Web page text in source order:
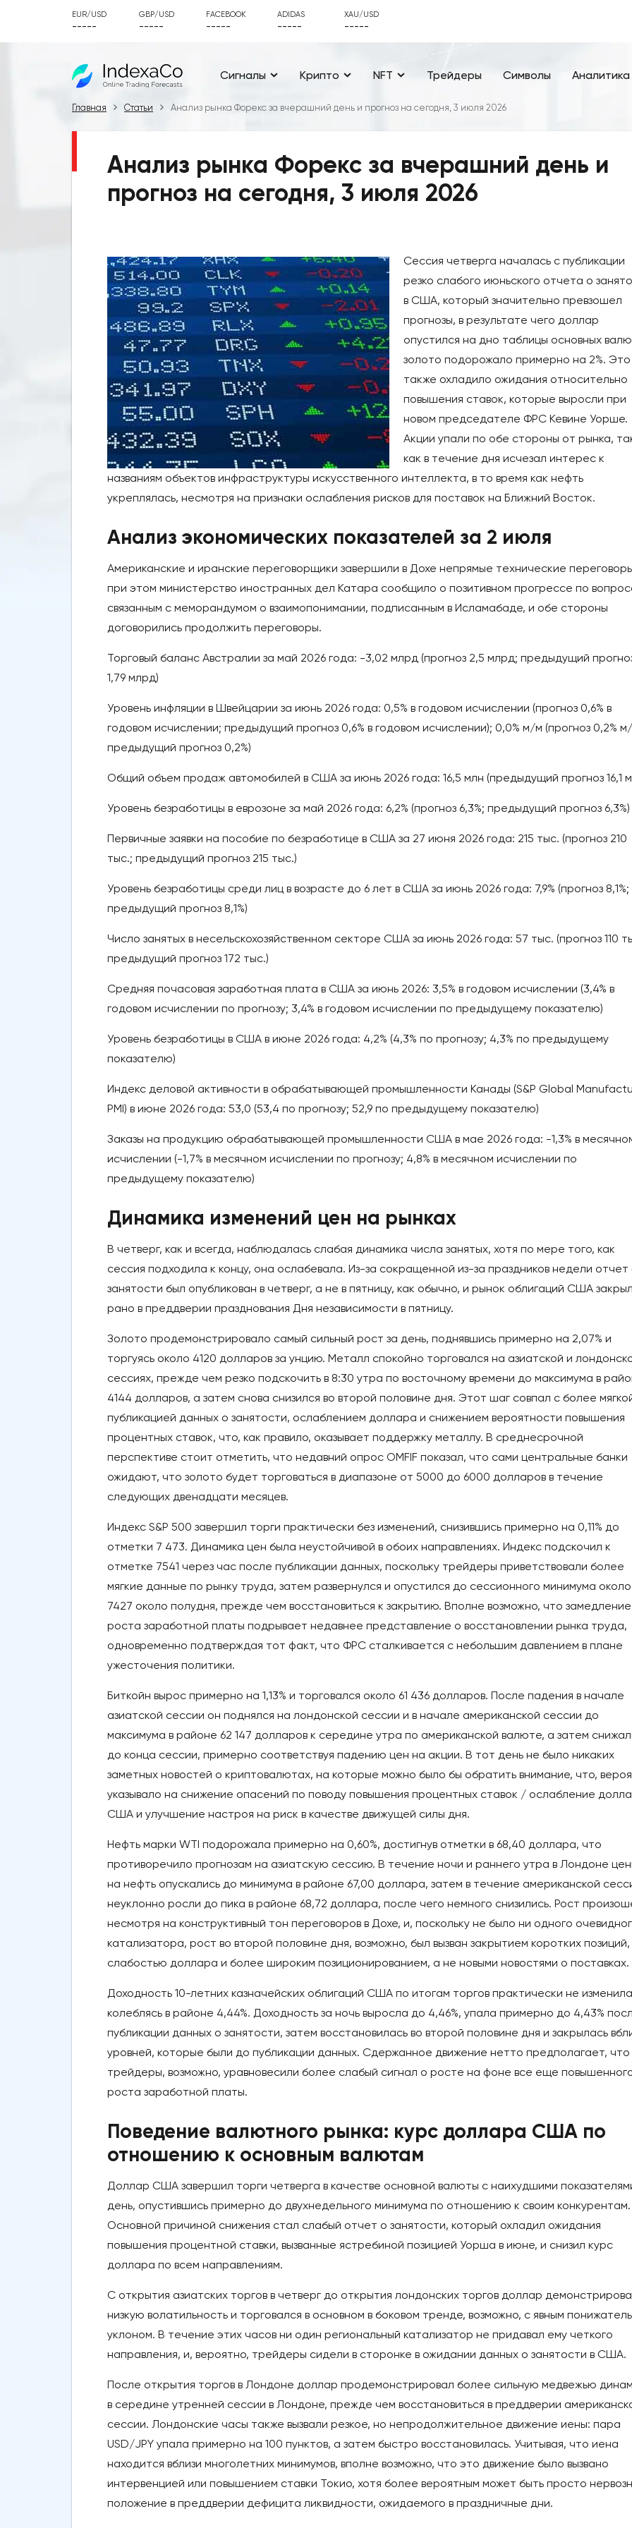
EUR/USD
-----
GBP/USD
-----
FACEBOOK
-----
ADIDAS
-----
XAU/USD
-----
Сигналы Крипто NFT Трейдеры Символы Аналитика
Главная Статьи Анализ рынка Форекс за вчерашний день и прогноз на сегодня, 3 июля 2026
Анализ рынка Форекс за вчерашний день и
прогноз на сегодня, 3 июля 2026
Сессия четверга началась с публикации
резко слабого июньского отчета о
в США, который значительно превзошел
прогнозы, в результате чего доллар
опустился на дно таблицы основных
золото подорожало примерно на 2%. Это
также охладило ожидания относительно
повышения ставок, которые выросли при
новом председателе ФРС Кевине Уорше.
Акции упали по обе стороны от рынка,
как в течение дня исчезал интерес к
названиям объектов инфраструктуры искусственного интеллекта, в то время как нефть
укреплялась, несмотря на признаки ослабления рисков для поставок на Ближний Восток.
Анализ экономических показателей за 2 июля
Американские и иранские переговорщики завершили в Дохе непрямые технические
при этом министерство иностранных дел Катара сообщило о позитивном прогрессе по
связанным с меморандумом о взаимопонимании, подписанным в Исламабаде, и обе стороны
договорились продолжить переговоры.
Торговый баланс Австралии за май 2026 года: -3,02 млрд (прогноз 2,5 млрд; предыдущий
1,79 млрд)
Уровень инфляции в Швейцарии за июнь 2026 года: 0,5% в годовом исчислении (прогноз 0,6% в
годовом исчислении; предыдущий прогноз 0,6% в годовом исчислении); 0,0% м/м (прогноз 0,2%
предыдущий прогноз 0,2%)
Общий объем продаж автомобилей в США за июнь 2026 года: 16,5 млн (предыдущий прогноз 16,1
Уровень безработицы в еврозоне за май 2026 года: 6,2% (прогноз 6,3%; предыдущий прогноз 6,3%)
Первичные заявки на пособие по безработице в США за 27 июня 2026 года: 215 тыс. (прогноз 210
тыс.; предыдущий прогноз 215 тыс.)
Уровень безработицы среди лиц в возрасте до 6 лет в США за июнь 2026 года: 7,9% (прогноз 8,1%;
предыдущий прогноз 8,1%)
Число занятых в несельскохозяйственном секторе США за июнь 2026 года: 57 тыс. (прогноз 110
предыдущий прогноз 172 тыс.)
Средняя почасовая заработная плата в США за июнь 2026: 3,5% в годовом исчислении (3,4% в
годовом исчислении по прогнозу; 3,4% в годовом исчислении по предыдущему показателю)
Уровень безработицы в США в июне 2026 года: 4,2% (4,3% по прогнозу; 4,3% по предыдущему
показателю)
Индекс деловой активности в обрабатывающей промышленности Канады (S&P Global
PMI) в июне 2026 года: 53,0 (53,4 по прогнозу; 52,9 по предыдущему показателю)
Заказы на продукцию обрабатывающей промышленности США в мае 2026 года: -1,3% в
исчислении (-1,7% в месячном исчислении по прогнозу; 4,8% в месячном исчислении по
предыдущему показателю)
Динамика изменений цен на рынках
В четверг, как и всегда, наблюдалась слабая динамика числа занятых, хотя по мере того, как
сессия подходила к концу, она ослабевала. Из-за сокращенной из-за праздников недели отчет
занятости был опубликован в четверг, а не в пятницу, как обычно, и рынок облигаций США
рано в преддверии празднования Дня независимости в пятницу.
Золото продемонстрировало самый сильный рост за день, поднявшись примерно на 2,07% и
торгуясь около 4120 долларов за унцию. Металл спокойно торговался на азиатской и
сессиях, прежде чем резко подскочить в 8:30 утра по восточному времени до максимума в
4144 долларов, а затем снова снизился во второй половине дня. Этот шаг совпал с более
публикацией данных о занятости, ослаблением доллара и снижением вероятности повышения
процентных ставок, что, как правило, оказывает поддержку металлу. В среднесрочной
перспективе стоит отметить, что недавний опрос OMFIF показал, что сами центральные банки
ожидают, что золото будет торговаться в диапазоне от 5000 до 6000 долларов в течение
следующих двенадцати месяцев.
Индекс S&P 500 завершил торги практически без изменений, снизившись примерно на 0,11% до
отметки 7 473. Динамика цен была неустойчивой в обоих направлениях. Индекс подскочил к
отметке 7541 через час после публикации данных, поскольку трейдеры приветствовали более
мягкие данные по рынку труда, затем развернулся и опустился до сессионного минимума около
7427 около полудня, прежде чем восстановиться к закрытию. Вполне возможно, что замедление
роста заработной платы подрывает недавнее представление о восстановлении рынка труда,
одновременно подтверждая тот факт, что ФРС сталкивается с небольшим давлением в плане
ужесточения политики.
Биткойн вырос примерно на 1,13% и торговался около 61 436 долларов. После падения в начале
азиатской сессии он поднялся на лондонской сессии и в начале американской сессии до
максимума в районе 62 147 долларов к середине утра по американской валюте, а затем
до конца сессии, примерно соответствуя падению цен на акции. В тот день не было никаких
заметных новостей о криптовалютах, на которые можно было бы обратить внимание, что,
указывало на снижение опасений по поводу повышения процентных ставок / ослабление
США и улучшение настроя на риск в качестве движущей силы дня.
Нефть марки WTI подорожала примерно на 0,60%, достигнув отметки в 68,40 доллара, что
противоречило прогнозам на азиатскую сессию. В течение ночи и раннего утра в Лондоне
на нефть опускались до минимума в районе 67,00 доллара, затем в течение американской
неуклонно росли до пика в районе 68,72 доллара, после чего немного снизились. Рост
несмотря на конструктивный тон переговоров в Дохе, и, поскольку не было ни одного
катализатора, рост во второй половине дня, возможно, был вызван закрытием коротких позиций,
слабостью доллара и более широким позиционированием, а не новыми новостями о поставках.
Доходность 10-летних казначейских облигаций США по итогам торгов практически не
колеблясь в районе 4,44%. Доходность за ночь выросла до 4,46%, упала примерно до 4,43%
публикации данных о занятости, затем восстановилась во второй половине дня и закрылась
уровней, которые были до публикации данных. Сдержанное движение нетто предполагает, что
трейдеры, возможно, уравновесили более слабый сигнал о росте на фоне все еще
роста заработной платы.
Поведение валютного рынка: курс доллара США по
отношению к основным валютам
Доллар США завершил торги четверга в качестве основной валюты с наихудшими
день, опустившись примерно до двухнедельного минимума по отношению к своим конкурентам.
Основной причиной снижения стал слабый отчет о занятости, который охладил ожидания
повышения процентной ставки, вызванные ястребиной позицией Уорша в июне, и снизил курс
доллара по всем направлениям.
С открытия азиатских торгов в четверг до открытия лондонских торгов доллар
низкую волатильность и торговался в основном в боковом тренде, возможно, с явным
уклоном. В течение этих часов ни один региональный катализатор не придавал ему четкого
направления, и, вероятно, трейдеры сидели в сторонке в ожидании данных о занятости в США.
После открытия торгов в Лондоне доллар продемонстрировал более сильную медвежью
в середине утренней сессии в Лондоне, прежде чем восстановиться в преддверии
сессии. Лондонские часы также вызвали резкое, но непродолжительное движение иены: пара
USD/JPY упала примерно на 100 пунктов, а затем быстро восстановилась. Учитывая, что иена
находится вблизи многолетних минимумов, вполне возможно, что это движение было вызвано
интервенцией или повышением ставки Токио, хотя более вероятным может быть просто
положение в преддверии дефицита ликвидности, ожидаемого в праздничные дни.